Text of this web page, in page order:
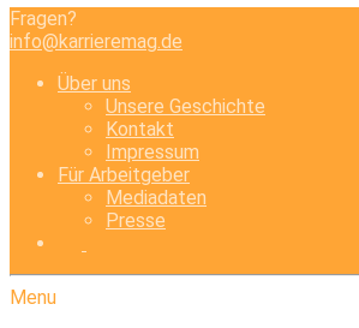
Fragen?
info@karrieremag.de
Über uns
Unsere Geschichte
Kontakt
Impressum
Für Arbeitgeber
Mediadaten
Presse
Menu